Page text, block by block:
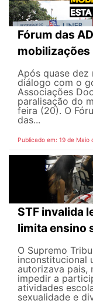
Fórum das
mobilizações
Após quase dez
diálogo com o
Associações
paralisação do
feira (20). O
das...
Publicado em: 19 de Maio
STF invalida
limita ensino
O Supremo
inconstitucional
autorizava pais,
impedir a
atividades
sexualidade e